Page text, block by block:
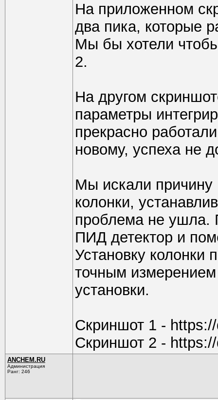
На приложенном
два пика, которые
Мы бы хотели чтобы
2.
На другом
параметры
прекрасно
новому, успеха не
Мы искали причину
колонки,
проблема не ушла.
ПИД детектор и
Установку колонки
точным
установки.
Скриншот 1 -
Скриншот 2 -
ANCHEM.RU
Администрация
Ранг: 246